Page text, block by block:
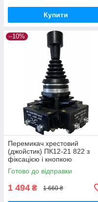
Купити
–10%
Перемикач хрестовий
(джойстик) ПК12-21 822 з
фіксацією і кнопкою
Готово до відправки
1 494 ₴ 1 660 ₴